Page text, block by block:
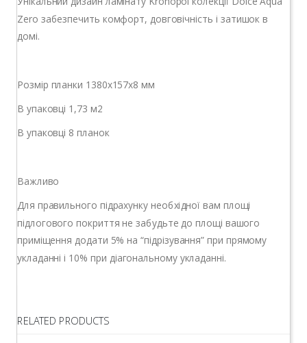
Zero забезпечить комфорт, довговічність і затишок в
домі.
Розмір планки 1380х157х8 мм
В упаковці 1,73 м2
В упаковці 8 планок
Важливо
Для правильного підрахунку необхідної вам площі
підлогового покриття не забудьте до площі вашого
приміщення додати 5% на “підрізування” при прямому
укладанні і 10% при діагональному укладанні.
RELATED PRODUCTS